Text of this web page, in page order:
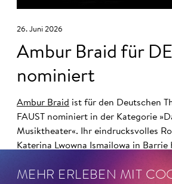
26. Juni 2026
Ambur Braid für
nominiert
Ambur Braid ist für den Deutschen
FAUST nominiert in der Kategorie
Musiktheater«. Ihr eindrucksvolles
Katerina Lwowna Ismailowa in Barrie
Publikum in ihren Bann, fordere zum
MEHR ERLEBEN MIT